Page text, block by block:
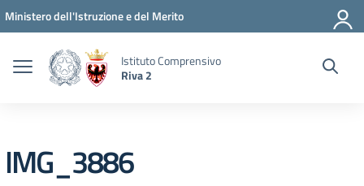
Vai ai contenuti
Vai al menu di navigazione
Vai al footer
Ministero dell'Istruzione e del Merito
Istituto Comprensivo
Riva 2
IMG_3886